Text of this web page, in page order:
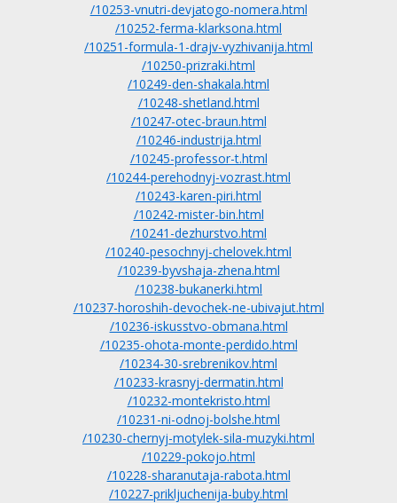
/10253-vnutri-devjatogo-nomera.html
/10252-ferma-klarksona.html
/10251-formula-1-drajv-vyzhivanija.html
/10250-prizraki.html
/10249-den-shakala.html
/10248-shetland.html
/10247-otec-braun.html
/10246-industrija.html
/10245-professor-t.html
/10244-perehodnyj-vozrast.html
/10243-karen-piri.html
/10242-mister-bin.html
/10241-dezhurstvo.html
/10240-pesochnyj-chelovek.html
/10239-byvshaja-zhena.html
/10238-bukanerki.html
/10237-horoshih-devochek-ne-ubivajut.html
/10236-iskusstvo-obmana.html
/10235-ohota-monte-perdido.html
/10234-30-srebrenikov.html
/10233-krasnyj-dermatin.html
/10232-montekristo.html
/10231-ni-odnoj-bolshe.html
/10230-chernyj-motylek-sila-muzyki.html
/10229-pokojo.html
/10228-sharanutaja-rabota.html
/10227-prikljuchenija-buby.html